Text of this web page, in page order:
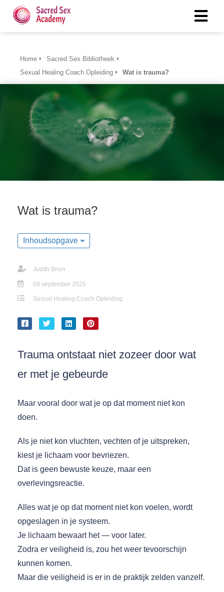
Home
Sacred Sex Bibliotheek
Sexual Healing Coach Opleiding
Wat is trauma?
Wat is trauma?
Inhoudsopgave
Judith Bruin
09 september 2025
Sexual Healing Coach Opleiding
Trauma ontstaat niet zozeer door wat
er met je gebeurde
Maar vooral door wat je op dat moment niet kon
doen.
Als je niet kon vluchten, vechten of je uitspreken,
kiest je lichaam voor bevriezen.
Dat is geen bewuste keuze, maar een
overlevingsreactie.
Alles wat je op dat moment niet kon voelen, wordt
opgeslagen in je systeem.
Je lichaam bewaart het — voor later.
Zodra er veiligheid is, zou het weer tevoorschijn
kunnen komen.
Maar die veiligheid is er in de praktijk zelden vanzelf.